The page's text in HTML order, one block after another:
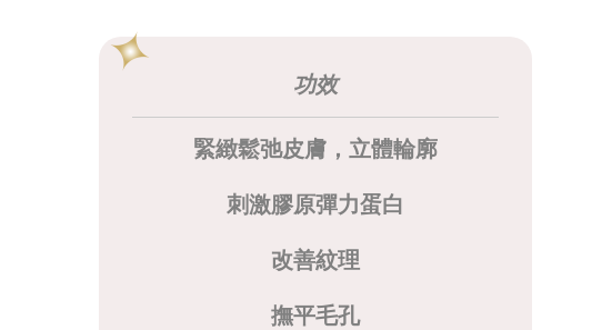
功效
緊緻鬆弛皮膚，立體輪廓
刺激膠原彈力蛋白
改善紋理
撫平毛孔